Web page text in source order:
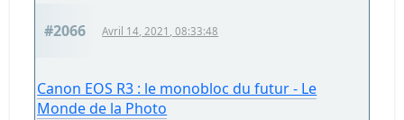
#2066 Avril 14, 2021, 08:33:48
Canon EOS R3 : le monobloc du futur - Le
Monde de la Photo